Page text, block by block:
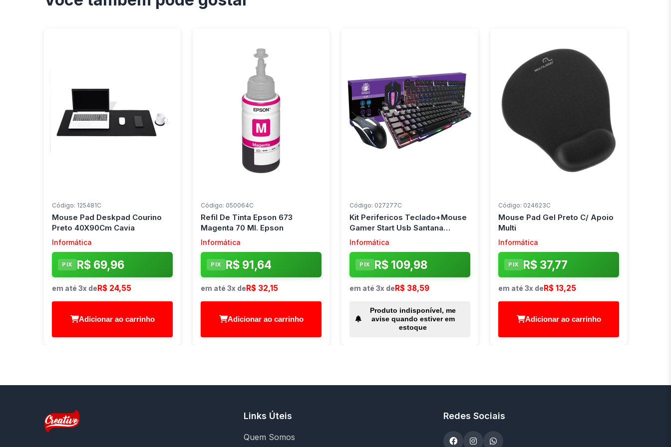
Código: 125481C
Mouse Pad Deskpad Courino
Preto 40X90Cm Cavia
Informática
PIX R$ 69,96
em até 3x deR$ 24,55
Adicionar ao carrinho
Código: 050064C
Refil De Tinta Epson 673
Magenta 70 Ml. Epson
Informática
PIX R$ 91,64
em até 3x deR$ 32,15
Adicionar ao carrinho
Código: 027277C
Kit Perifericos Teclado+Mouse
Gamer Start Usb Santana
Centro
Informática
PIX R$ 109,98
em até 3x deR$ 38,59
Produto indisponível, me
avise quando estiver em
estoque
Código: 024623C
Mouse Pad Gel Preto C/ Apoio
Multi
Informática
PIX R$ 37,77
em até 3x deR$ 13,25
Adicionar ao carrinho
Links Úteis
Quem Somos
Redes Sociais